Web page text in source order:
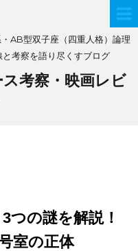
AB型双子座（四重人格）論理
考察を語り尽くすブログ
考察・映画レビ
つの謎を解説！
室の正体